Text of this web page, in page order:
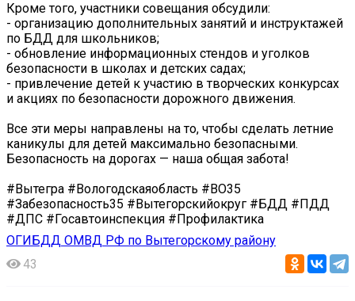
️Кроме того, участники совещания обсудили:
- организацию дополнительных занятий и инструктажей
по БДД для школьников;
- обновление информационных стендов и уголков
безопасности в школах и детских садах;
- привлечение детей к участию в творческих конкурсах
и акциях по безопасности дорожного движения.
Все эти меры направлены на то, чтобы сделать летние
каникулы для детей максимально безопасными.
Безопасность на дорогах — наша общая забота!
#Вытегра #Вологодскаяобласть #ВО35
#Забезопасность35 #Вытегорскийокруг #БДД #ПДД
#ДПС #Госавтоинспекция #Профилактика
ОГИБДД ОМВД РФ по Вытегорскому району
43